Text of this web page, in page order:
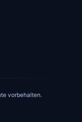
vorbehalten.